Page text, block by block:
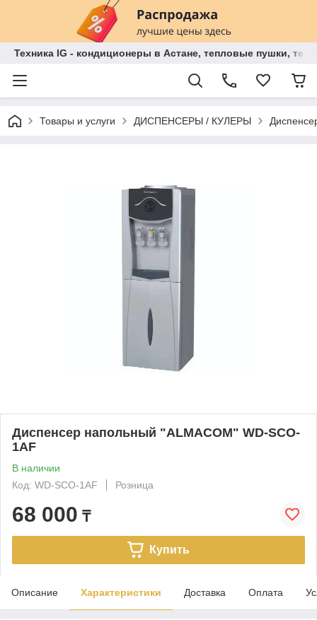
Техника IG - кондиционеры в Астане, тепловые пушки,
Товары и услуги ДИСПЕНСЕРЫ / КУЛЕРЫ
Диспенсер напольный "ALMACOM" WD-SCO-
1AF
В наличии
Код: WD-SCO-1AF
Розница
68 000 ₸
Купить
Описание Характеристики Доставка Оплата